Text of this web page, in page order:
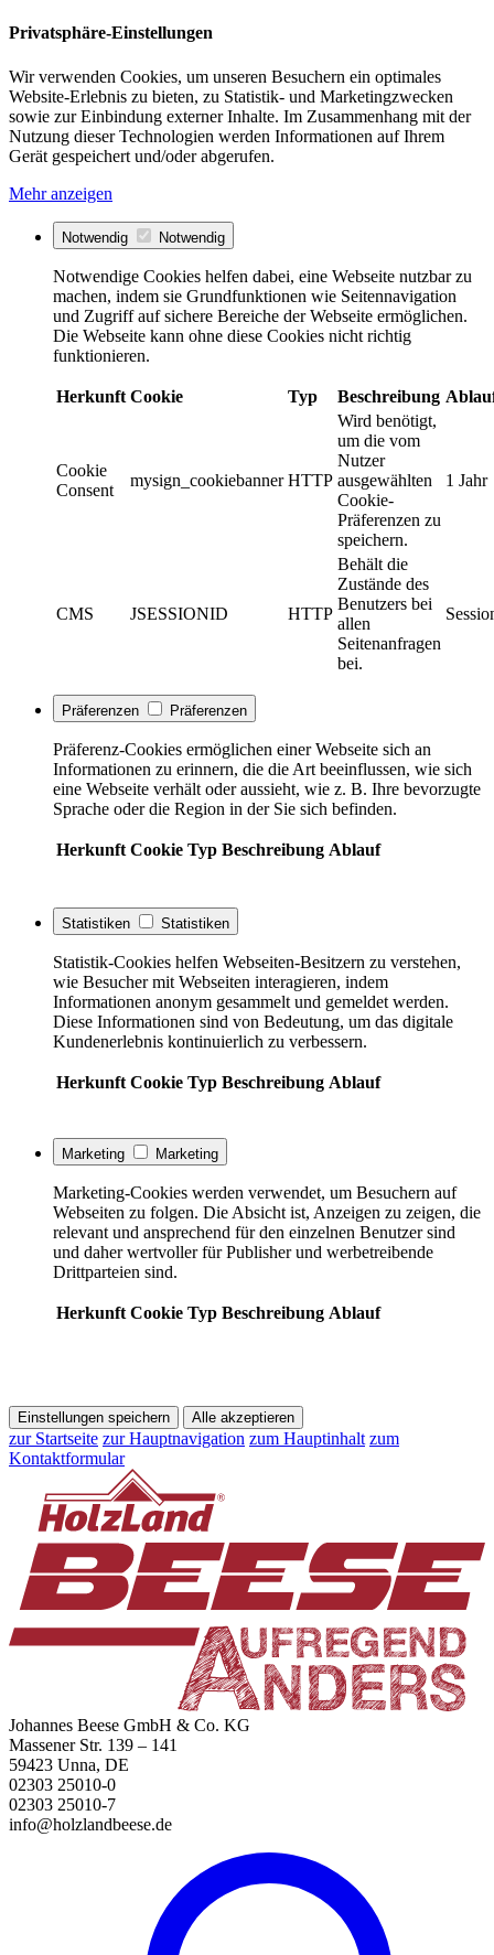
Privatsphäre-Einstellungen
Wir verwenden Cookies, um unseren Besuchern ein optimales
Website-Erlebnis zu bieten, zu Statistik- und Marketingzwecken
sowie zur Einbindung externer Inhalte. Im Zusammenhang mit der
Nutzung dieser Technologien werden Informationen auf Ihrem
Gerät gespeichert und/oder abgerufen.
Mehr anzeigen
Notwendig Notwendig
Notwendige Cookies helfen dabei, eine Webseite nutzbar zu
machen, indem sie Grundfunktionen wie Seitennavigation
und Zugriff auf sichere Bereiche der Webseite ermöglichen.
Die Webseite kann ohne diese Cookies nicht richtig
funktionieren.
Herkunft Cookie Typ Beschreibung
Cookie
Consent
mysign_cookiebanner HTTP
Wird benötigt,
um die vom
Nutzer
ausgewählten
Cookie-
Präferenzen zu
speichern.
1 Jahr
CMS JSESSIONID HTTP
Behält die
Zustände des
Benutzers bei
allen
Seitenanfragen
bei.
Präferenzen Präferenzen
Präferenz-Cookies ermöglichen einer Webseite sich an
Informationen zu erinnern, die die Art beeinflussen, wie sich
eine Webseite verhält oder aussieht, wie z. B. Ihre bevorzugte
Sprache oder die Region in der Sie sich befinden.
Herkunft Cookie Typ Beschreibung Ablauf
Statistiken Statistiken
Statistik-Cookies helfen Webseiten-Besitzern zu verstehen,
wie Besucher mit Webseiten interagieren, indem
Informationen anonym gesammelt und gemeldet werden.
Diese Informationen sind von Bedeutung, um das digitale
Kundenerlebnis kontinuierlich zu verbessern.
Herkunft Cookie Typ Beschreibung Ablauf
Marketing Marketing
Marketing-Cookies werden verwendet, um Besuchern auf
Webseiten zu folgen. Die Absicht ist, Anzeigen zu zeigen, die
relevant und ansprechend für den einzelnen Benutzer sind
und daher wertvoller für Publisher und werbetreibende
Drittparteien sind.
Herkunft Cookie Typ Beschreibung Ablauf
Einstellungen speichern Alle akzeptieren
zur Startseite zur Hauptnavigation zum Hauptinhalt zum
Kontaktformular
Johannes Beese GmbH & Co. KG
Massener Str. 139 – 141
59423 Unna, DE
02303 25010-0
02303 25010-7
info@holzlandbeese.de